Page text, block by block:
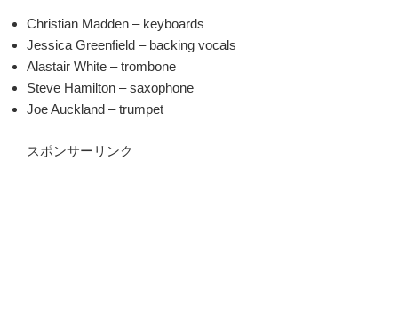
Christian Madden – keyboards
Jessica Greenfield – backing vocals
Alastair White – trombone
Steve Hamilton – saxophone
Joe Auckland – trumpet
スポンサーリンク